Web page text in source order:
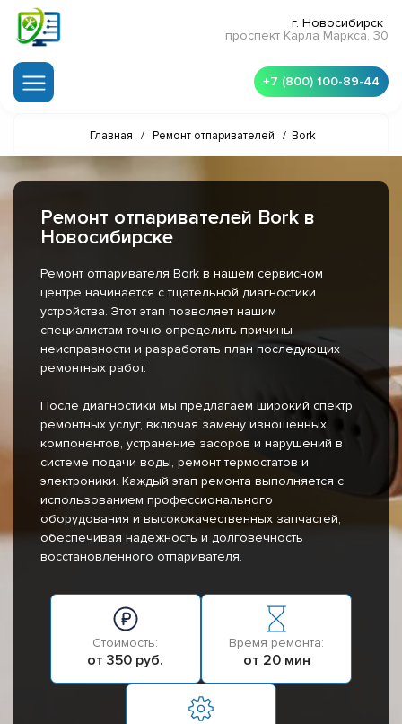
г. Новосибирск
проспект Карла Маркса, 30
+7 (800) 100-89-44
Главная / Ремонт отпаривателей / Bork
Ремонт отпаривателей Bork в
Новосибирске
Ремонт отпаривателя Bork в нашем сервисном
центре начинается с тщательной диагностики
устройства. Этот этап позволяет нашим
специалистам точно определить причины
неисправности и разработать план последующих
ремонтных работ.
После диагностики мы предлагаем широкий спектр
ремонтных услуг, включая замену изношенных
компонентов, устранение засоров и нарушений в
системе подачи воды, ремонт термостатов и
электроники. Каждый этап ремонта выполняется с
использованием профессионального
оборудования и высококачественных запчастей,
обеспечивая надежность и долговечность
восстановленного отпаривателя.
Стоимость:
от 350 руб.
Время ремонта:
от 20 мин